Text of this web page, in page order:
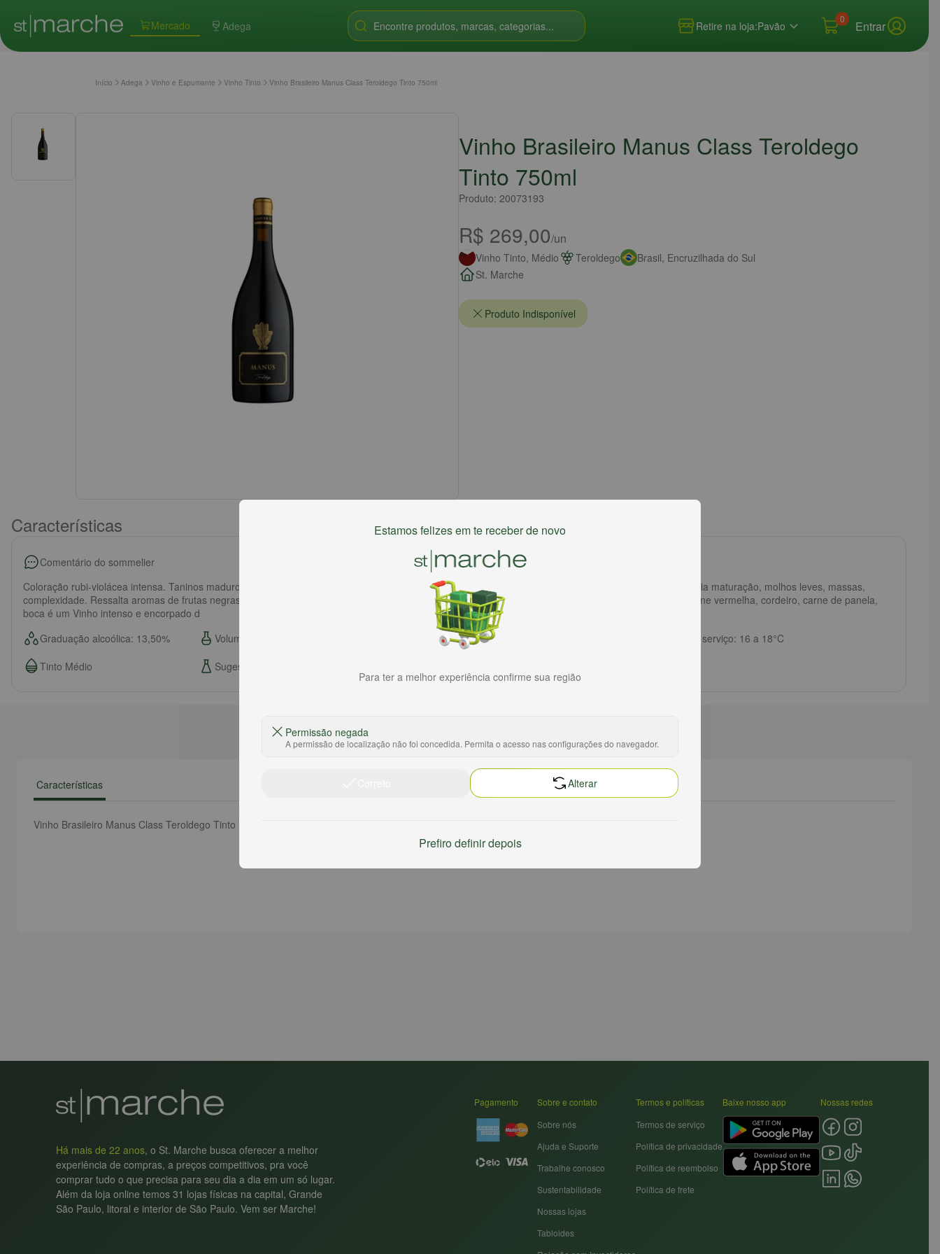
Mercado Adega Encontre produtos, marcas, categorias... Retire na loja:Pavão
0 Entrar
Início Adega Vinho e Espumante Vinho Tinto Vinho Brasileiro Manus Class Teroldego Tinto 750ml
Vinho Brasileiro Manus Class Teroldego
Tinto 750ml
Produto: 20073193
R$ 269,00/un
Vinho Tinto, Médio Teroldego
Brasil, Encruzilhada do Sul
St. Marche
Produto Indisponível
Características
Comentário do sommelier
Coloração rubi-violácea intensa. Taninos maduros com um bom corpo e longa persistência e de extrema
complexidade. Ressalta aromas de frutas negras como ameixa, especiarias, notas de chocolate, café e baunilha. Em
boca é um Vinho intenso e encorpado d
Carnes vermelhas, queijos de média maturação, molhos leves, massas,
risotos. Pratos condimentados, carne vermelha, cordeiro, carne de panela,
Graduação alcoólica: 13,50%
Volume: 750 Envelhecimento: 12 meses de maturação.
Temperatura de serviço: 16 a 18°C
Tinto Médio
Sugestão de decantação: NÃO
Características
Vinho Brasileiro Manus Class Teroldego Tinto 750ml
Há mais de 22 anos, o St. Marche busca oferecer a melhor
experiência de compras, a preços competitivos, pra você
comprar tudo o que precisa para seu dia a dia em um só lugar.
Além da loja online temos 31 lojas físicas na capital, Grande
São Paulo, litoral e interior de São Paulo. Vem ser Marche!
Pagamento
Sobre e contato
Sobre nós
Ajuda e Suporte
Trabalhe conosco
Sustentabilidade
Nossas lojas
Tabloides
Termos e políticas
Termos de serviço
Política de privacidade
Política de reembolso
Política de frete
Baixe nosso app Nossas redes
Estamos felizes em te receber de novo
Para ter a melhor experiência confirme sua região
Permissão negada
A permissão de localização não foi concedida. Permita o acesso nas configurações do navegador.
Alterar
Prefiro definir depois